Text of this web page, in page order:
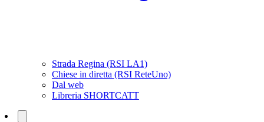
Strada Regina (RSI LA1)
Chiese in diretta (RSI ReteUno)
Dal web
Libreria SHORTCATT